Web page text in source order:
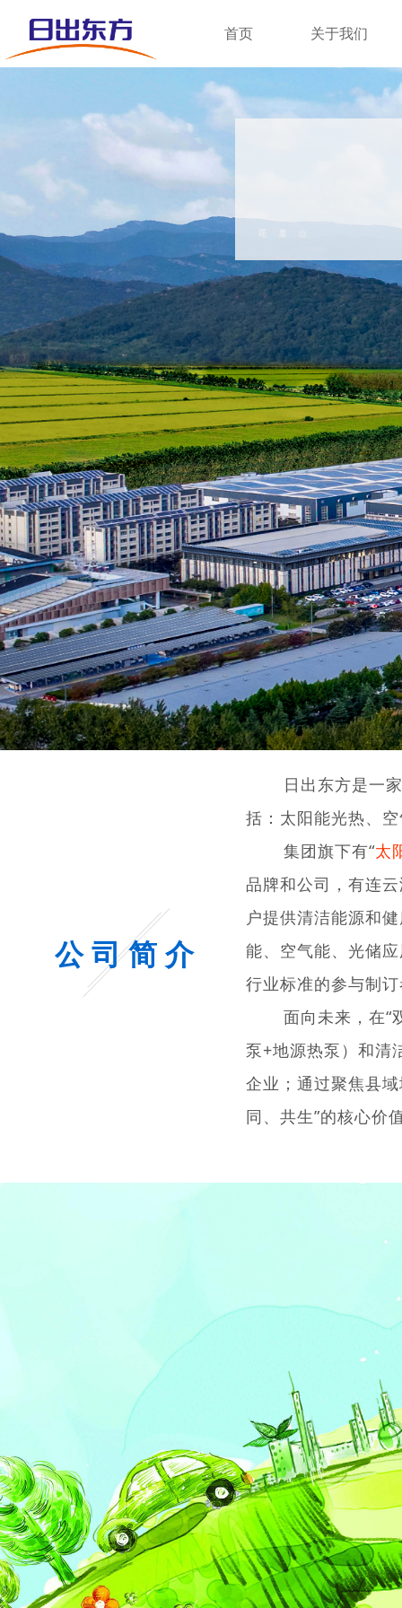
通过我们的产品和
首页 关于我们
公 司 简 介
日出东方是一家
括：太阳能光热、
集团旗下有“太
品牌和公司，有连
户提供清洁能源和
能、空气能、光储
行业标准的参与制
面向未来，在“双
泵+地源热泵）和清
企业；通过聚焦县
同、共生”的核心价